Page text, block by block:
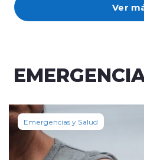
Ver
Emergencias y Salud